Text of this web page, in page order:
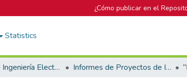
¿Cómo publicar en el
Statistics
Escuela de Ingeniería Electrónica Informes de Proyectos de Investigación